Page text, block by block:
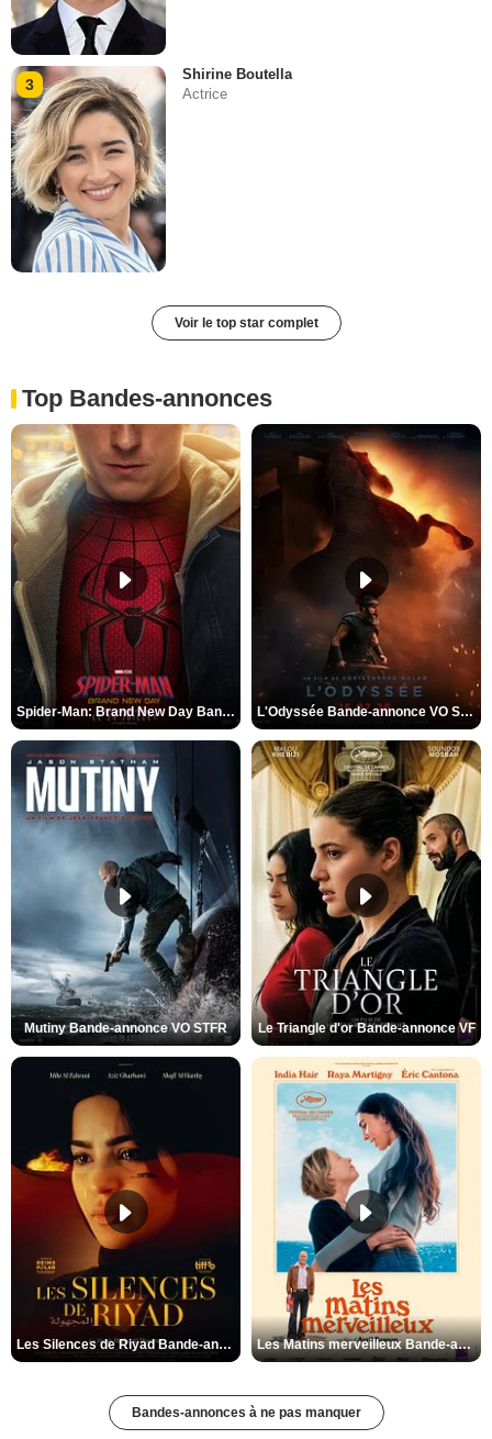
3
Shirine Boutella
Actrice
Voir le top star complet
Top Bandes-annonces
Spider-Man: Brand New Day Bande-annonce VO STFR L'Odyssée Bande-annonce VO STFR
Mutiny Bande-annonce VO STFR Le Triangle d'or Bande-annonce VF
Les Silences de Riyad Bande-annonce VO STFR Les Matins merveilleux Bande-annonce VF
Bandes-annonces à ne pas manquer